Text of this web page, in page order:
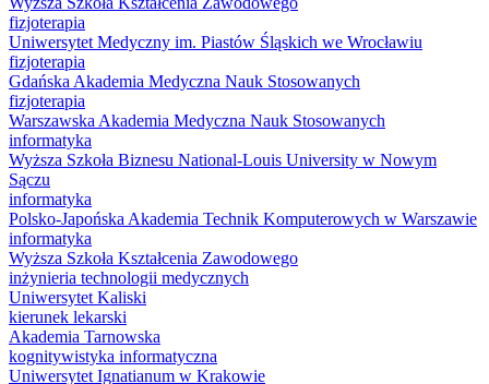
fizjoterapia
Uniwersytet Medyczny im. Piastów Śląskich we Wrocławiu
fizjoterapia
Gdańska Akademia Medyczna Nauk Stosowanych
fizjoterapia
Warszawska Akademia Medyczna Nauk Stosowanych
informatyka
Wyższa Szkoła Biznesu National-Louis University w Nowym
Sączu
informatyka
Polsko-Japońska Akademia Technik Komputerowych w Warszawie
informatyka
Wyższa Szkoła Kształcenia Zawodowego
inżynieria technologii medycznych
Uniwersytet Kaliski
kierunek lekarski
Akademia Tarnowska
kognitywistyka informatyczna
Uniwersytet Ignatianum w Krakowie